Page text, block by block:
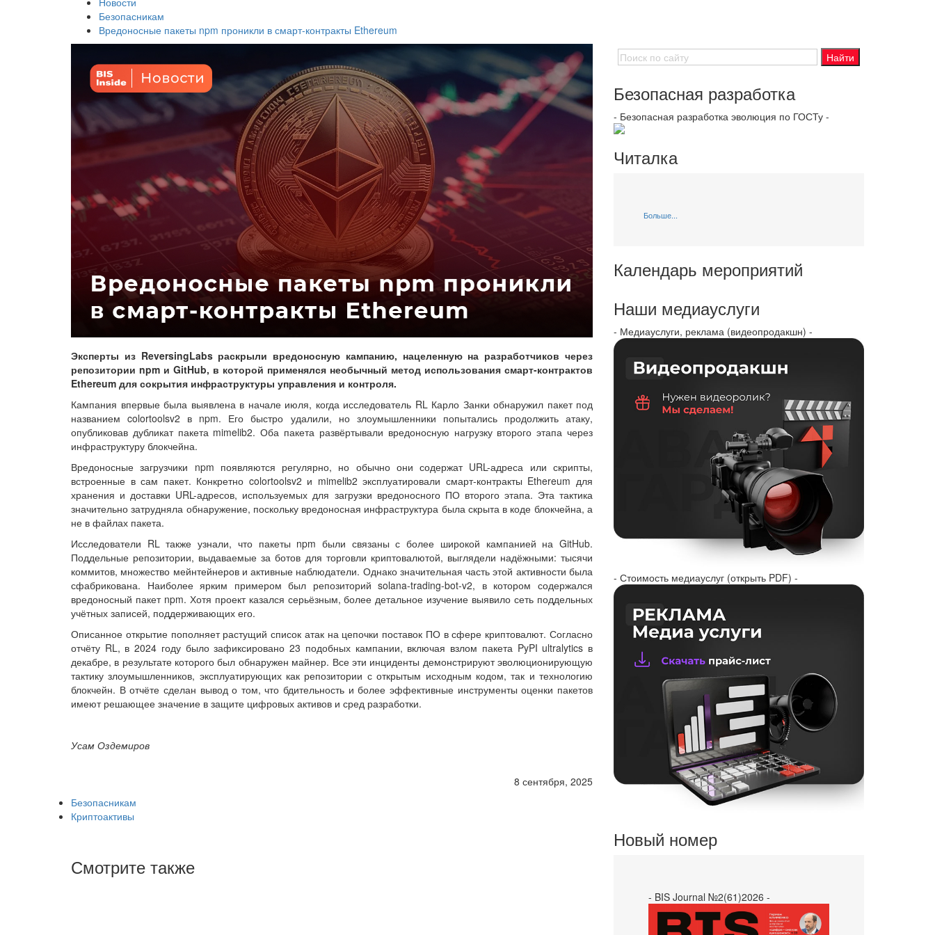
Безопасникам
Вредоносные пакеты npm проникли в смарт-контракты Ethereum
Эксперты из ReversingLabs раскрыли вредоносную кампанию, нацеленную на разработчиков через
репозитории npm и GitHub, в которой применялся необычный метод использования смарт-контрактов
Ethereum для сокрытия инфраструктуры управления и контроля.
Кампания впервые была выявлена в начале июля, когда исследователь RL Карло Занки обнаружил пакет под
названием colortoolsv2 в npm. Его быстро удалили, но злоумышленники попытались продолжить атаку,
опубликовав дубликат пакета mimelib2. Оба пакета развёртывали вредоносную нагрузку второго этапа через
инфраструктуру блокчейна.
Вредоносные загрузчики npm появляются регулярно, но обычно они содержат URL-адреса или скрипты,
встроенные в сам пакет. Конкретно colortoolsv2 и mimelib2 эксплуатировали смарт-контракты Ethereum для
хранения и доставки URL-адресов, используемых для загрузки вредоносного ПО второго этапа. Эта тактика
значительно затрудняла обнаружение, поскольку вредоносная инфраструктура была скрыта в коде блокчейна, а
не в файлах пакета.
Исследователи RL также узнали, что пакеты npm были связаны с более широкой кампанией на GitHub.
Поддельные репозитории, выдаваемые за ботов для торговли криптовалютой, выглядели надёжными: тысячи
коммитов, множество мейнтейнеров и активные наблюдатели. Однако значительная часть этой активности была
сфабрикована. Наиболее ярким примером был репозиторий solana-trading-bot-v2, в котором содержался
вредоносный пакет npm. Хотя проект казался серьёзным, более детальное изучение выявило сеть поддельных
учётных записей, поддерживающих его.
Описанное открытие пополняет растущий список атак на цепочки поставок ПО в сфере криптовалют. Согласно
отчёту RL, в 2024 году было зафиксировано 23 подобных кампании, включая взлом пакета PyPI ultralytics в
декабре, в результате которого был обнаружен майнер. Все эти инциденты демонстрируют эволюционирующую
тактику злоумышленников, эксплуатирующих как репозитории с открытым исходным кодом, так и технологию
блокчейн. В отчёте сделан вывод о том, что бдительность и более эффективные инструменты оценки пакетов
имеют решающее значение в защите цифровых активов и сред разработки.
Усам Оздемиров
8 сентября, 2025
Безопасникам
Криптоактивы
Смотрите также
Безопасная разработка
- Безопасная разработка эволюция по ГОСТу -
Читалка
Больше...
Календарь мероприятий
Наши медиауслуги
- Медиауслуги, реклама (видеопродакшн) -
- Стоимость медиауслуг (открыть PDF) -
Новый номер
- BIS Journal №2(61)2026 -